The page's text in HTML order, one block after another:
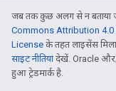
जब तक कुछ अलग से न बताया
Commons Attribution 4.0
License के तहत लाइसेंस मिला
साइट नीतियांदेखें. Oracle और/
हुआ ट्रेडमार्क है.